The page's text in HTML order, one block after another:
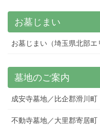
お墓じまい
お墓じまい（埼玉県北部エ
墓地のご案内
成安寺墓地／比企郡滑川町
不動寺墓地／大里郡寄居町